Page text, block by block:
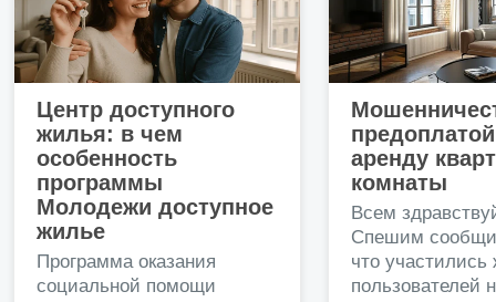
Центр доступного
жилья: в чем
особенность
программы
Молодежи доступное
жилье
Программа оказания
социальной помощи
аренду
комнаты
Всем
Спешим
что
пользователей